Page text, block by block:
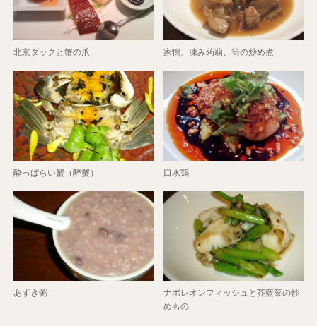
北京ダックと蟹の爪 家鴨、凍み蒟蒻、筍の炒め煮
酔っぱらい蟹（醉蟹） 口水鶏
あずき粥
ナポレオンフィッシュと芥藍菜の炒
めもの